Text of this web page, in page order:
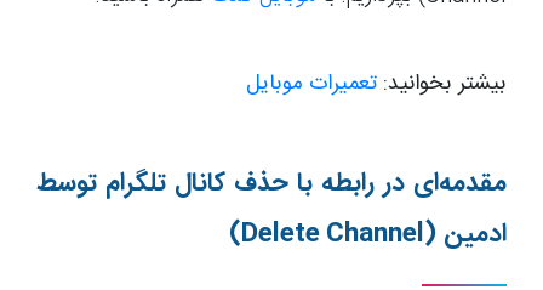
بیشتر بخوانید: تعمیرات موبایل
مقدمه‌ای در رابطه با حذف کانال تلگرام توسط
ادمین (Delete Channel)